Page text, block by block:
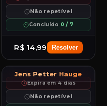
LW
++ Não repetível
Concluído 0 / 7
R$ 14,99 Resolver
Jens Petter Hauge
96
LW
++
Hauge
PAC
97
SHO
95
PAS
93
DRI
96
DEF
65
PHY
90
Expira em 4 dias
Não repetível